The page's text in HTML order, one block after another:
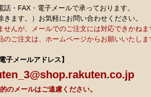
話・FAX・電子メールで承っております。
きます。）お気軽にお問い合わせください。
せんが、メールでのご注文には対応できかねま
のご注文は、ホームページからお願いいたしま
子メールアドレス】
のメールはご遠慮ください。